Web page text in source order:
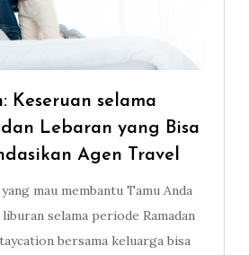
Keseruan selama
Lebaran yang Bisa
Agen Travel
mau membantu Tamu Anda
selama periode Ramadan
bersama keluarga bisa